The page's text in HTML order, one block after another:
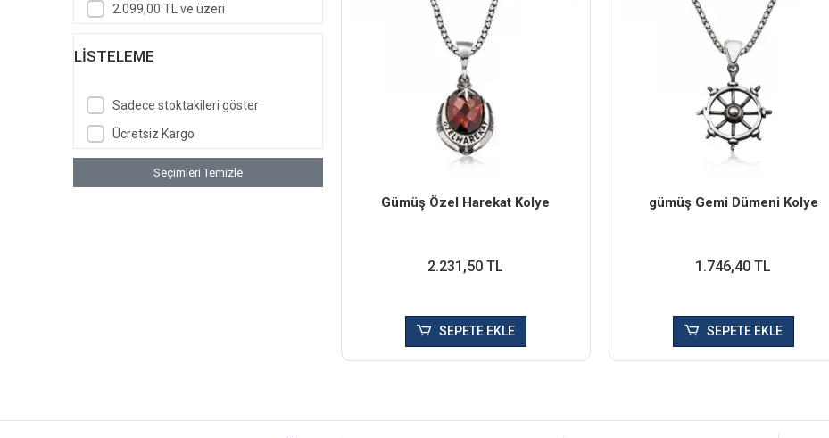
2.099,00 TL ve üzeri
LISTELEME
Sadece stoktakileri göster
Ücretsiz Kargo
Seçimleri Temizle
Gümüş Özel Harekat Kolye
2.231,50 TL
SEPETE EKLE
​gümüş Gemi Dümeni Kolye
1.746,40 TL
SEPETE EKLE